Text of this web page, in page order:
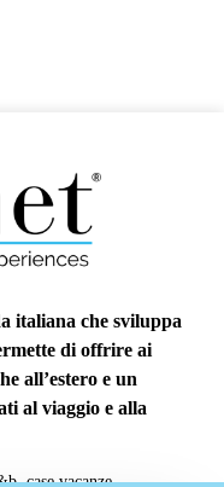
italiana che sviluppa
di offrire ai
all’estero e un
al viaggio e alla
case vacanze,